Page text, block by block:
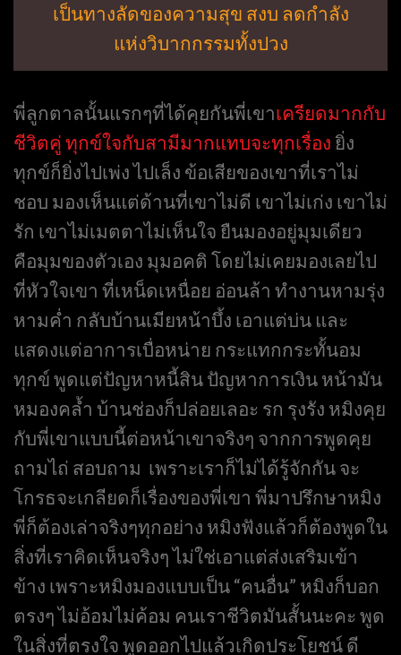
เป็นทางลัดของความสุข สงบ ลดกำลัง
แห่งวิบากกรรมทั้งปวง
พี่ลูกตาลนั้นแรกๆที่ได้คุยกันพี่เขาเครียดมากกับ
ชีวิตคู่ ทุกข์ใจกับสามีมากแทบจะทุกเรื่อง ยิ่ง
ทุกข์ก็ยิ่งไปเพ่ง ไปเล็ง ข้อเสียของเขาที่เราไม่
ชอบ มองเห็นแต่ด้านที่เขาไม่ดี เขาไม่เก่ง เขาไม่
รัก เขาไม่เมตตาไม่เห็นใจ ยืนมองอยู่มุมเดียว
คือมุมของตัวเอง มุมอคติ โดยไม่เคยมองเลยไป
ที่หัวใจเขา ที่เหน็ดเหนื่อย อ่อนล้า ทำงานหามรุ่ง
หามค่ำ กลับบ้านเมียหน้าบึ้ง เอาแต่บ่น และ
แสดงแต่อาการเบื่อหน่าย กระแทกกระทั้นอม
ทุกข์ พูดแต่ปัญหาหนี้สิน ปัญหาการเงิน หน้ามัน
หมองคล้ำ บ้านช่องก็ปล่อยเลอะ รก รุงรัง หมิงคุย
กับพี่เขาแบบนี้ต่อหน้าเขาจริงๆ จากการพูดคุย
ถามไถ่ สอบถาม เพราะเราก็ไม่ได้รู้จักกัน จะ
โกรธจะเกลียดก็เรื่องของพี่เขา พี่มาปรึกษาหมิง
พี่ก็ต้องเล่าจริงๆทุกอย่าง หมิงฟังแล้วก็ต้องพูดใน
สิ่งที่เราคิดเห็นจริงๆ ไม่ใช่เอาแต่ส่งเสริมเข้า
ข้าง เพราะหมิงมองแบบเป็น “คนอื่น” หมิงก็บอก
ตรงๆ ไม่อ้อมไม่ค้อม คนเราชีวิตมันสั้นนะคะ พูด
ในสิ่งที่ตรงใจ พูดออกไปแล้วเกิดประโยชน์ ดี